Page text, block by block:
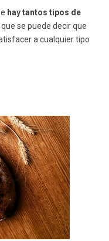
hay tantos tipos de
que se puede decir que
a cualquier tipo